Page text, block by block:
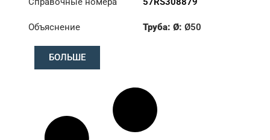
Объяснение Труба: Ø: Ø50
БОЛЬШЕ